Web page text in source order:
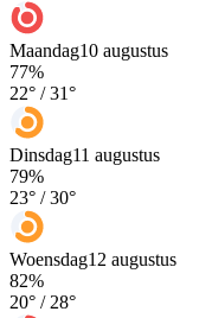
Maandag10 augustus
77%
22° /31°
Dinsdag11 augustus
79%
23° /30°
Woensdag12 augustus
82%
20° / 28°